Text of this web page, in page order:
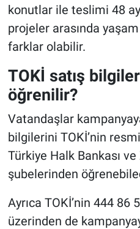
konutlar ile teslimi 48
projeler arasında yaşam
farklar olabilir.
TOKİ satış
öğrenilir?
Vatandaşlar
bilgilerini TOKİ’nin
Türkiye Halk Bankası
şubelerinden
Ayrıca TOKİ’nin 444 86
üzerinden de